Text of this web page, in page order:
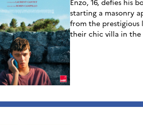
Enzo, 16, defies his
starting a masonry
from the prestigious
their chic villa in the
tensions simmer as
on Enzo’s future
however, Vlad, a
up Enzo’s world and
possibilities.